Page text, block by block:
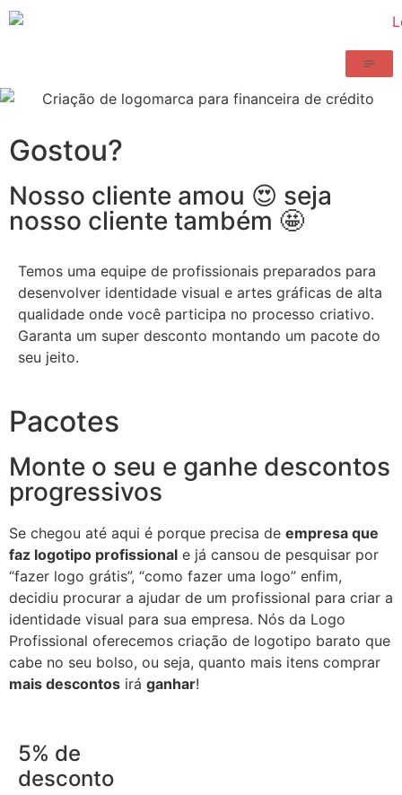
Gostou?
Nosso cliente amou 😍 seja
nosso cliente também 🤩
Temos uma equipe de profissionais preparados para
desenvolver identidade visual e artes gráficas de alta
qualidade onde você participa no processo criativo.
Garanta um super desconto montando um pacote do
seu jeito.
Pacotes
Monte o seu e ganhe descontos
progressivos
Se chegou até aqui é porque precisa de empresa que
faz logotipo profissional e já cansou de pesquisar por
“fazer logo grátis”, “como fazer uma logo” enfim,
decidiu procurar a ajudar de um profissional para criar a
identidade visual para sua empresa. Nós da Logo
Profissional oferecemos criação de logotipo barato que
cabe no seu bolso, ou seja, quanto mais itens comprar
mais descontos irá ganhar!
5% de
desconto